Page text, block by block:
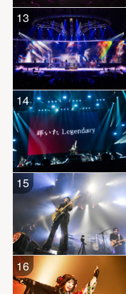
13
14
15
16